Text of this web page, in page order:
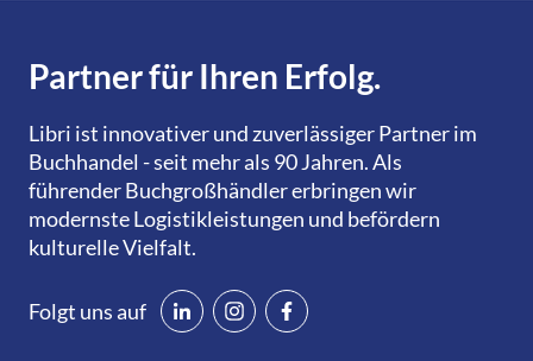
Partner für Ihren Erfolg.
Libri ist innovativer und zuverlässiger Partner im
Buchhandel - seit mehr als 90 Jahren. Als
führender Buchgroßhändler erbringen wir
modernste Logistikleistungen und befördern
kulturelle Vielfalt.
Folgt uns auf